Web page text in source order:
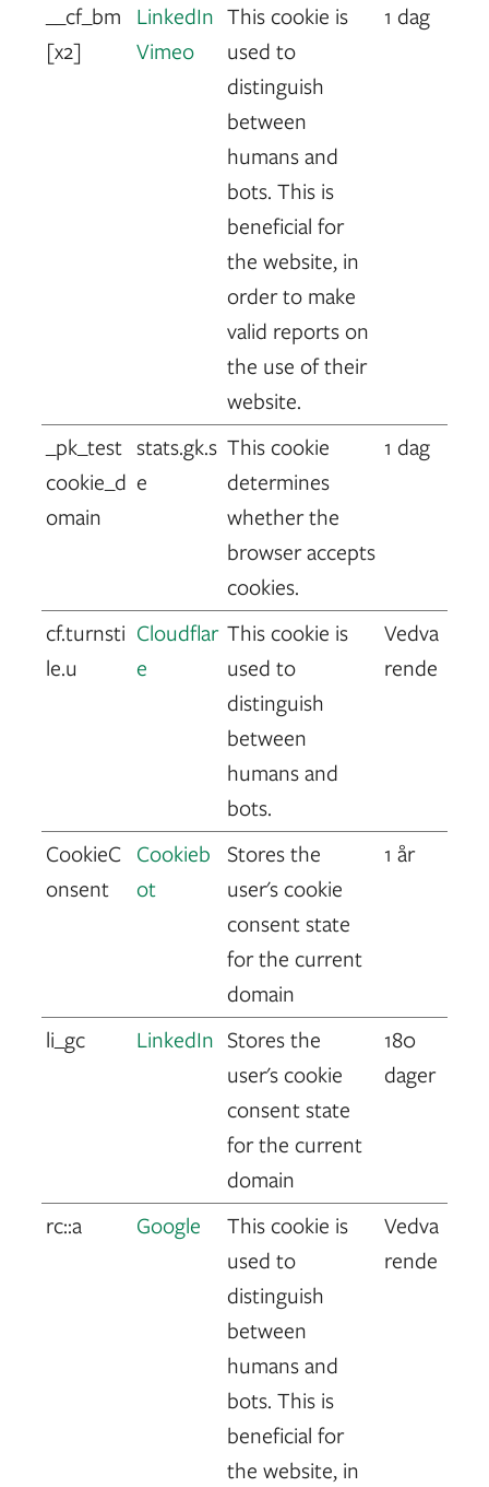
__cf_bm
[x2]
LinkedIn
Vimeo
This cookie is
used to
distinguish
between
humans and
bots. This is
beneficial for
the website, in
order to make
valid reports on
the use of their
website.
1 dag
_pk_test
cookie_d
omain
stats.gk.s
e
This cookie
determines
whether the
browser accepts
cookies.
1 dag
cf.turnsti
le.u
Cloudflar
e
This cookie is
used to
distinguish
between
humans and
bots.
Vedva
rende
CookieC
onsent
Cookieb
ot
Stores the
user's cookie
consent state
for the current
domain
1 år
li_gc LinkedIn Stores the
user's cookie
consent state
for the current
domain
180
dager
rc::a Google
This cookie is
used to
distinguish
between
humans and
bots. This is
beneficial for
the website, in
Vedva
rende